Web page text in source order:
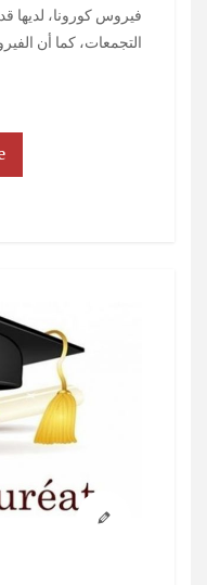
فيروس كورونا، لديها
التجمعات، كما أن